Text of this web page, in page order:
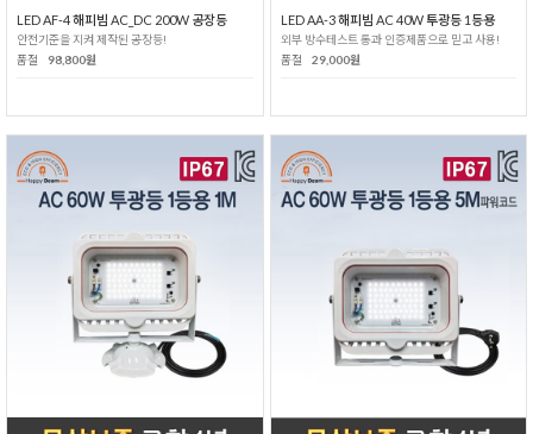
LED AF-4 해피빔 AC_DC 200W 공장등
안전기준을 지켜 제작된 공장등!
품절
98,800원
LED AA-3 해피빔 AC 40W 투광등 1등용
외부 방수테스트 통과 인증제품으로 믿고 사용!
품절
29,000원